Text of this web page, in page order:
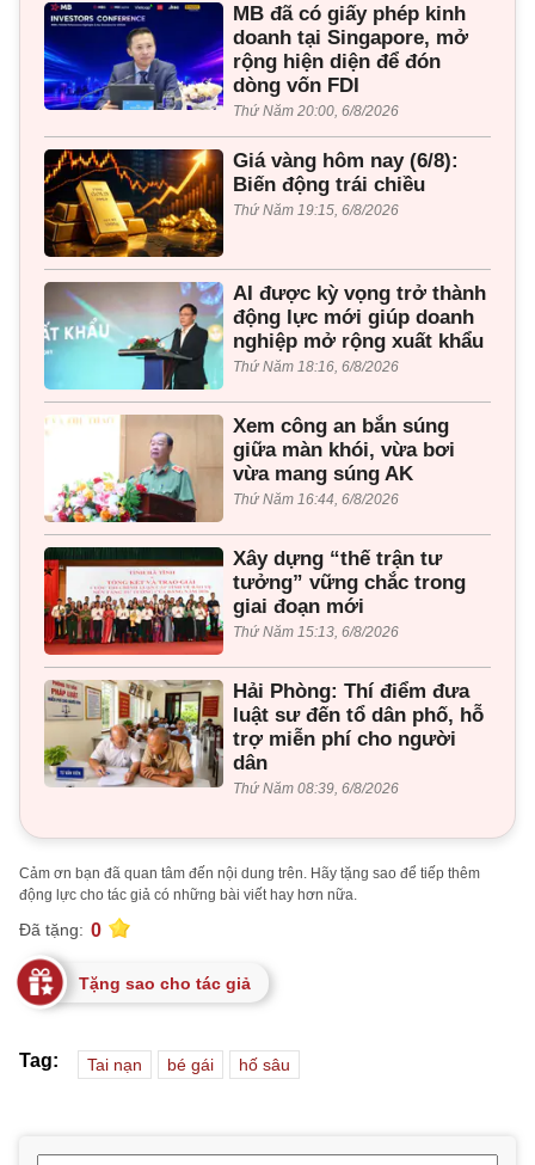
MB đã có giấy phép kinh
doanh tại Singapore, mở
rộng hiện diện để đón
dòng vốn FDI
Thứ Năm 20:00, 6/8/2026
Giá vàng hôm nay (6/8):
Biến động trái chiều
Thứ Năm 19:15, 6/8/2026
AI được kỳ vọng trở thành
động lực mới giúp doanh
nghiệp mở rộng xuất khẩu
Thứ Năm 18:16, 6/8/2026
Xem công an bắn súng
giữa màn khói, vừa bơi
vừa mang súng AK
Thứ Năm 16:44, 6/8/2026
Xây dựng “thế trận tư
tưởng” vững chắc trong
giai đoạn mới
Thứ Năm 15:13, 6/8/2026
Hải Phòng: Thí điểm đưa
luật sư đến tổ dân phố, hỗ
trợ miễn phí cho người
dân
Thứ Năm 08:39, 6/8/2026
Cảm ơn bạn đã quan tâm đến nội dung trên. Hãy tặng sao để tiếp thêm
động lực cho tác giả có những bài viết hay hơn nữa.
Đã tặng: 0
Tặng sao cho tác giả
Tag: Tai nạn bé gái hố sâu